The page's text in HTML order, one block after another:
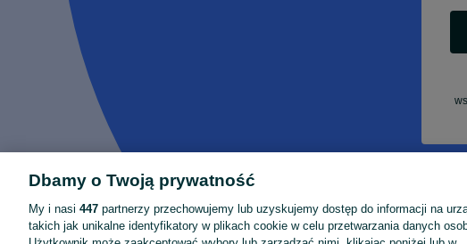
Dbamy o Twoją prywatność
My i nasi 447 partnerzy przechowujemy lub uzyskujemy dostęp do informacji na
takich jak unikalne identyfikatory w plikach cookie w celu przetwarzania danych